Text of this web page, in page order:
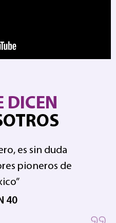
DICEN
es sin duda
pioneros de
40